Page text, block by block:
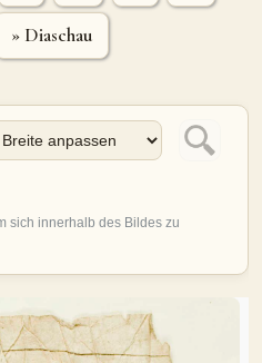
Forum
» Diaschau